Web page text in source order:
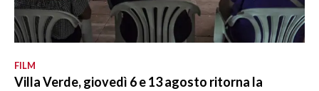
FILM
Villa Verde, giovedì 6 e 13 agosto ritorna la